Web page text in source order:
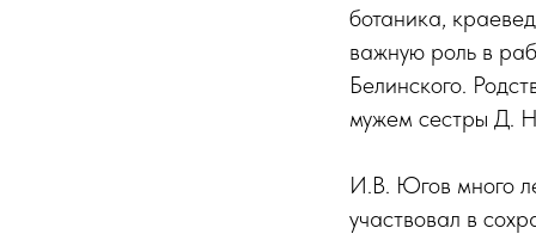
ботаника,
важную роль в
Белинского.
мужем сестры Д.
И.В. Югов много
участвовал в